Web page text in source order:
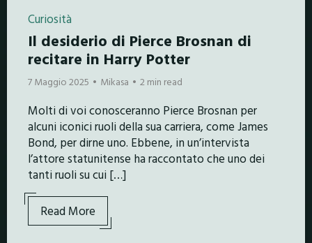
Curiosità
Il desiderio di Pierce Brosnan di
recitare in Harry Potter
7 Maggio 2025 Mikasa 2 min read
Molti di voi conosceranno Pierce Brosnan per
alcuni iconici ruoli della sua carriera, come James
Bond, per dirne uno. Ebbene, in un’intervista
l’attore statunitense ha raccontato che uno dei
tanti ruoli su cui […]
Read More